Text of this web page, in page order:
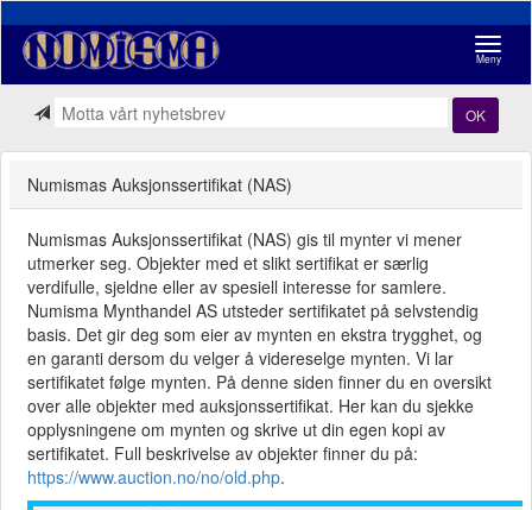
Meny
OK
Numismas Auksjonssertifikat (NAS)
Numismas Auksjonssertifikat (NAS) gis til mynter vi mener
utmerker seg. Objekter med et slikt sertifikat er særlig
verdifulle, sjeldne eller av spesiell interesse for samlere.
Numisma Mynthandel AS utsteder sertifikatet på selvstendig
basis. Det gir deg som eier av mynten en ekstra trygghet, og
en garanti dersom du velger å videreselge mynten. Vi lar
sertifikatet følge mynten. På denne siden finner du en oversikt
over alle objekter med auksjonssertifikat. Her kan du sjekke
opplysningene om mynten og skrive ut din egen kopi av
sertifikatet. Full beskrivelse av objekter finner du på:
https://www.auction.no/no/old.php.